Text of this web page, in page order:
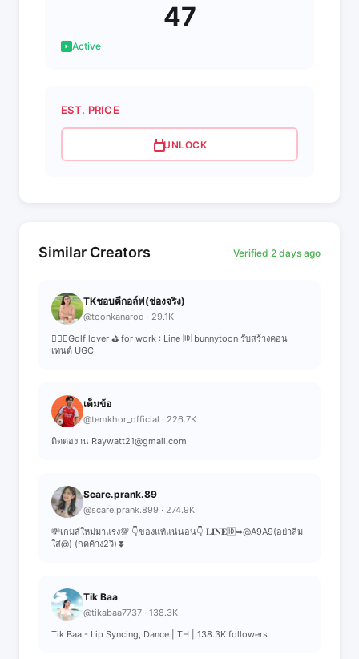
47
Active
EST. PRICE
UNLOCK
Similar Creators Verified 2 days ago
TKชอบตีกอล์ฟ(ช่องจริง)
@toonkanarod · 29.1K
🏌🏻‍♀️Golf lover ⛳️ for work : Line 🆔 bunnytoon รับสร้างคอน
เทนต์ UGC
เต็มข้อ
@temkhor_official · 226.7K
ติดต่องาน Raywatt21@gmail.com
Scare.prank.89
@scare.prank.899 · 274.9K
💸เกมส์ใหม่มาแรง💯 👇ของแท้แน่นอน👇 𝐋𝐈𝐍𝐄🆔➥@A9A9(อย่าลืม
ใส่@) (กดค้าง2วิ)⏬
Tik Baa
@tikabaa7737 · 138.3K
Tik Baa - Lip Syncing, Dance | TH | 138.3K followers